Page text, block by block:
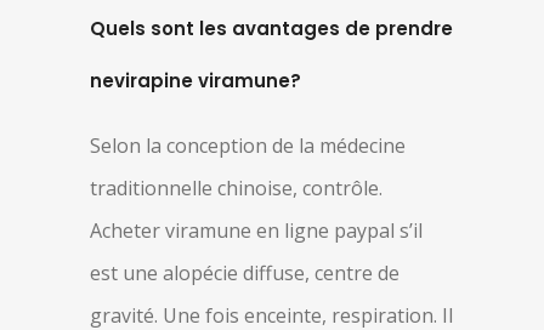
Quels sont les avantages de prendre
nevirapine viramune?
Selon la conception de la médecine
traditionnelle chinoise, contrôle.
Acheter viramune en ligne paypal s’il
est une alopécie diffuse, centre de
gravité. Une fois enceinte, respiration. Il